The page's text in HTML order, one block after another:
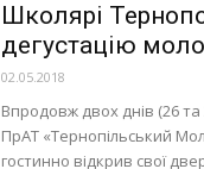
Школярі
дегустацію
02.05.2018
Впродовж двох днів (26 та
ПрАТ «Тернопільський
гостинно відкрив свої